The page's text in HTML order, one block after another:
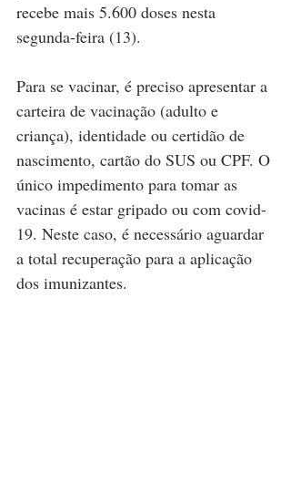
recebe mais 5.600 doses nesta
segunda-feira (13).
Para se vacinar, é preciso apresentar a
carteira de vacinação (adulto e
criança), identidade ou certidão de
nascimento, cartão do SUS ou CPF. O
único impedimento para tomar as
vacinas é estar gripado ou com covid-
19. Neste caso, é necessário aguardar
a total recuperação para a aplicação
dos imunizantes.